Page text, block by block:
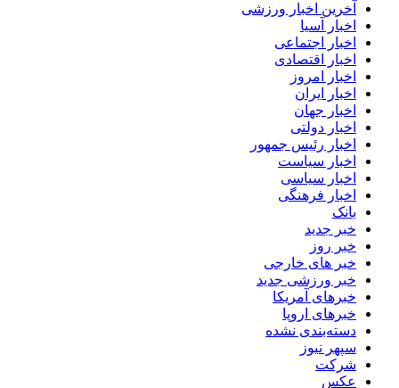
آخرین اخبار ورزشی
اخبار آسیا
اخبار اجتماعی
اخبار اقتصادی
اخبار امروز
اخبار ایران
اخبار جهان
اخبار دولتی
اخبار رئیس جمهور
اخبار سیاست
اخبار سیاسی
اخبار فرهنگی
بانک
خبر جدید
خبر روز
خبر های خارجی
خبر ورزشی جدید
خبرهای آمریکا
خبرهای اروپا
دسته‌بندی نشده
سپهر نیوز
شرکت
عکس